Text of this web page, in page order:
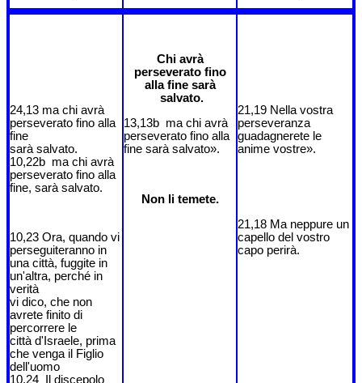
24,13 ma chi avrà
perseverato fino alla
fine
sarà salvato.
10,22b ma chi avrà
perseverato fino alla
fine, sarà salvato.
10,23 Ora, quando vi
perseguiteranno in
una città, fuggite in
un'altra, perché in
verità
vi dico, che non
avrete finito di
percorrere le
città d'Israele, prima
che venga il Figlio
dell'uomo
10,24 Il discepolo
Chi avrà
perseverato fino
alla fine sarà
salvato.
13,13b ma chi avrà
perseverato fino alla
fine sarà salvato».
Non li temete.
21,19 Nella vostra
perseveranza
guadagnerete le
anime vostre».
21,18 Ma neppure un
capello del vostro
capo perirà.